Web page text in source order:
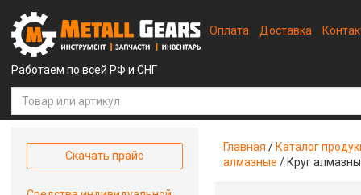
Работаем по всей РФ и СНГ
Оплата Доставка
Главная / Каталог
алмазные / Круг
Скачать прайс